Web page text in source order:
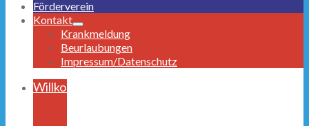
Förderverein
Kontakt
Krankmeldung
Beurlaubungen
Impressum/Datenschutz
Willkommen